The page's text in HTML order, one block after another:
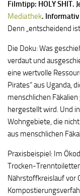
Filmtipp: HOLY SHIT.
Mediathek.
Denn „entscheidend
Die Doku: Was
verdaut und
eine wertvolle
Pirates“ aus Uganda,
menschlichen
hergestellt wird. Und
Wohngebiete, die
aus menschlichen
Praxisbeispiel: Im
Trocken-
Nährstoffkreislauf vor